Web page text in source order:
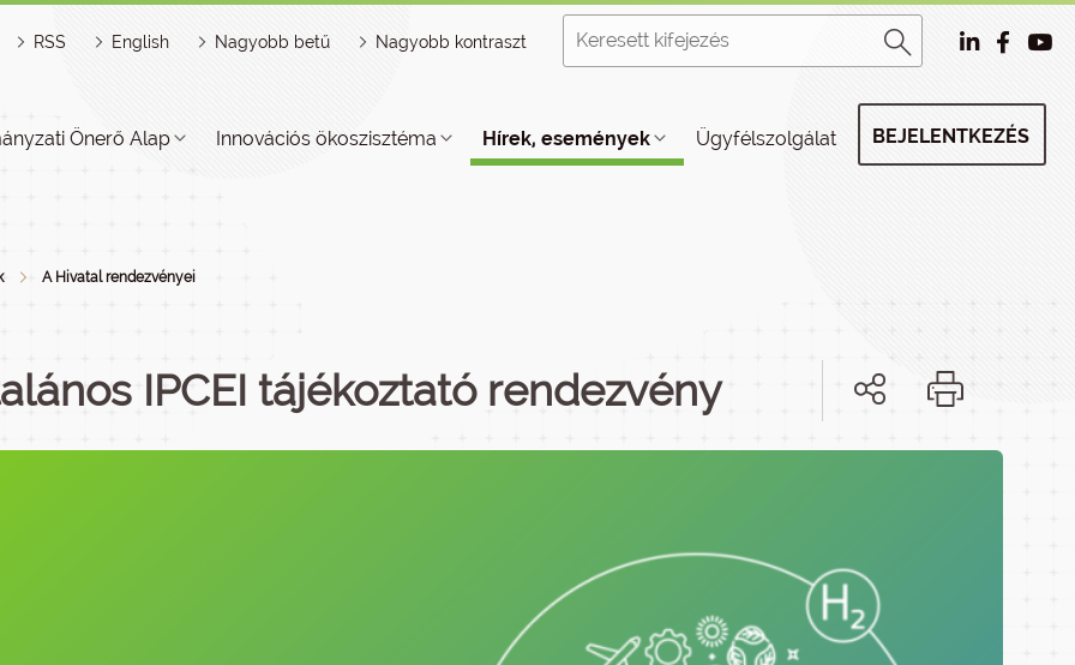
RSS English Nagyobb betű Nagyobb kontraszt
Önerő Alap Innovációs ökoszisztéma Hírek, események Ügyfélszolgálat BEJELENTKEZÉS
A Hivatal rendezvényei
IPCEI tájékoztató rendezvény